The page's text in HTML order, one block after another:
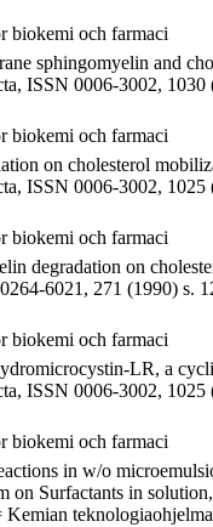
biokemi och farmaci
sphingomyelin and
ISSN 0006-3002, 1030
biokemi och farmaci
on cholesterol
ISSN 0006-3002, 1025
biokemi och farmaci
degradation on
6021, 271 (1990) s.
biokemi och farmaci
LR, a
ISSN 0006-3002, 1025
biokemi och farmaci
in w/o
on Surfactants in